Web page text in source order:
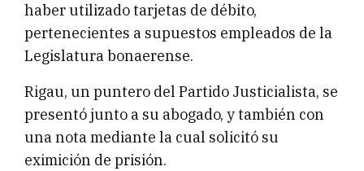
haber utilizado tarjetas de débito,
pertenecientes a supuestos empleados de la
Legislatura bonaerense.
Rigau, un puntero del Partido Justicialista, se
presentó junto a su abogado, y también con
una nota mediante la cual solicitó su
eximición de prisión.